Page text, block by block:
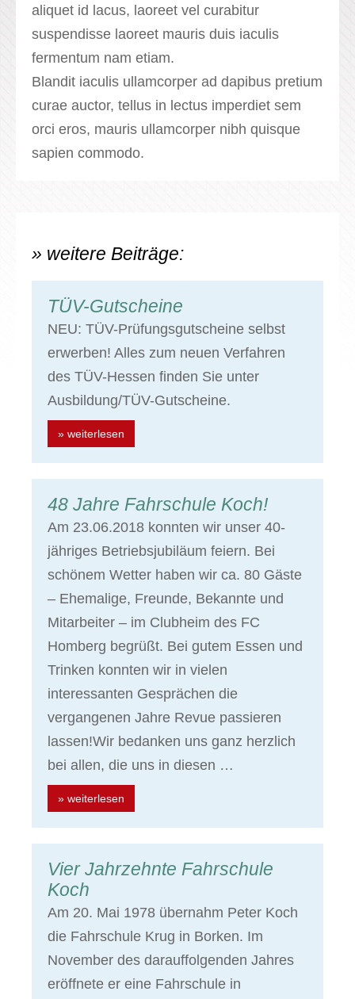
aliquet id lacus, laoreet vel curabitur
suspendisse laoreet mauris duis iaculis
fermentum nam etiam.
Blandit iaculis ullamcorper ad dapibus pretium
curae auctor, tellus in lectus imperdiet sem
orci eros, mauris ullamcorper nibh quisque
sapien commodo.
» weitere Beiträge:
TÜV-Gutscheine
NEU: TÜV-Prüfungsgutscheine selbst
erwerben! Alles zum neuen Verfahren
des TÜV-Hessen finden Sie unter
Ausbildung/TÜV-Gutscheine.
» weiterlesen
48 Jahre Fahrschule Koch!
Am 23.06.2018 konnten wir unser 40-
jähriges Betriebsjubiläum feiern. Bei
schönem Wetter haben wir ca. 80 Gäste
– Ehemalige, Freunde, Bekannte und
Mitarbeiter – im Clubheim des FC
Homberg begrüßt. Bei gutem Essen und
Trinken konnten wir in vielen
interessanten Gesprächen die
vergangenen Jahre Revue passieren
lassen!Wir bedanken uns ganz herzlich
bei allen, die uns in diesen …
» weiterlesen
Vier Jahrzehnte Fahrschule
Koch
Am 20. Mai 1978 übernahm Peter Koch
die Fahrschule Krug in Borken. Im
November des darauffolgenden Jahres
eröffnete er eine Fahrschule in